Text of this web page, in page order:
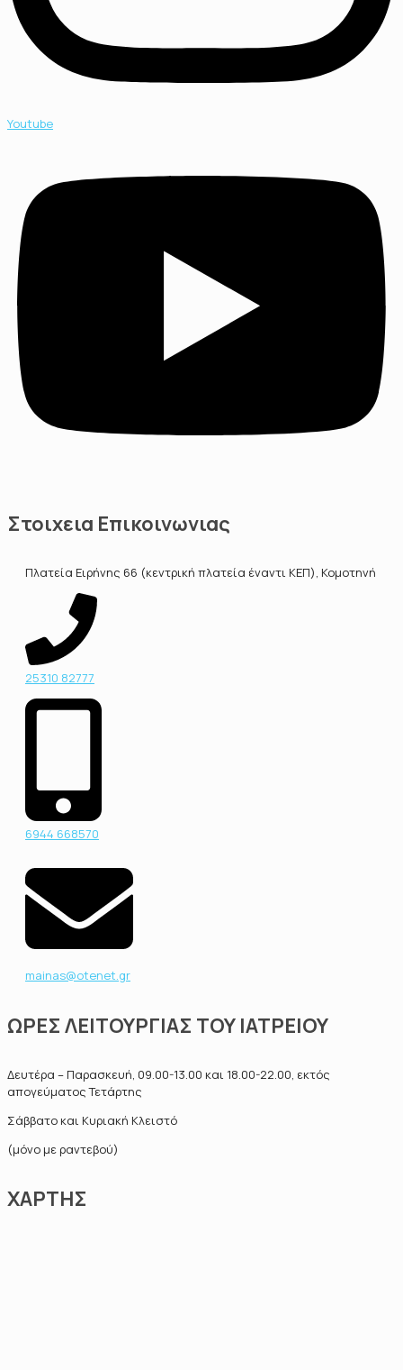
Youtube
Στοιχεια Επικοινωνιας
Πλατεία Ειρήνης 66 (κεντρική πλατεία έναντι ΚΕΠ), Κομοτηνή
25310 82777
6944 668570
mainas@otenet.gr
ΩΡΕΣ ΛΕΙΤΟΥΡΓΙΑΣ ΤΟΥ ΙΑΤΡΕΙΟΥ
Δευτέρα – Παρασκευή, 09.00-13.00 και 18.00-22.00, εκτός
απογεύματος Τετάρτης
Σάββατο και Κυριακή Κλειστό
(μόνο με ραντεβού)
ΧΑΡΤΗΣ